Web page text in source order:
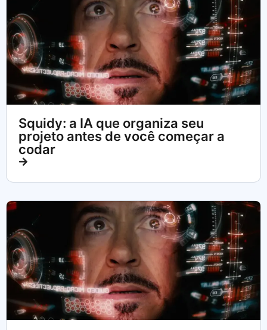
Squidy: a IA que organiza seu
projeto antes de você começar a
codar